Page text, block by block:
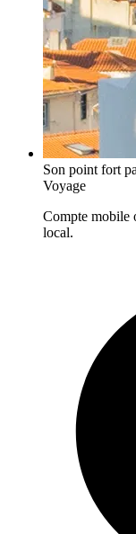
Son point fort
Voyage
Compte mobile
local.